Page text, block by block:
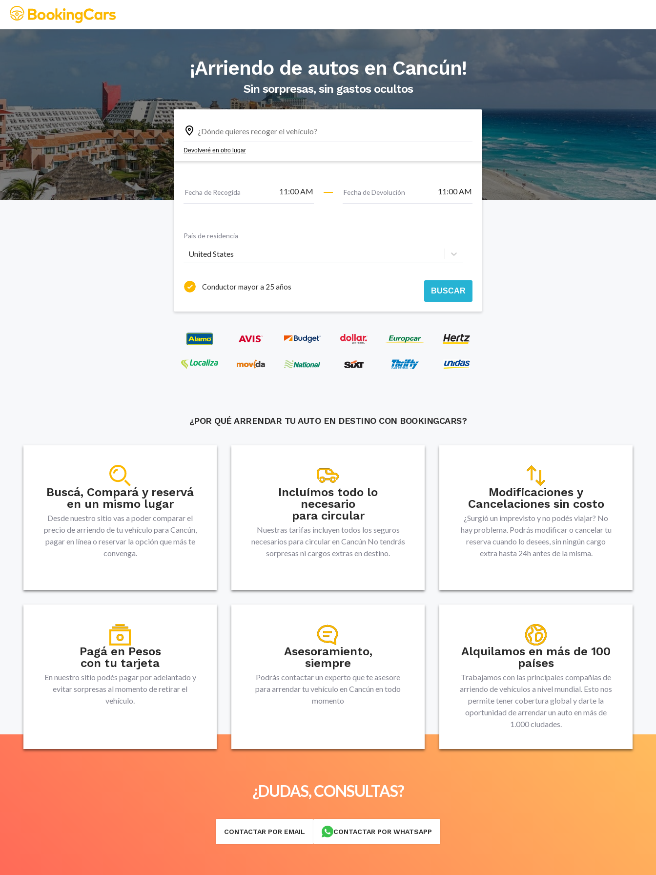
¡Arriendo de autos en Cancún!
Sin sorpresas, sin gastos ocultos
Devolveré en otro lugar
Fecha de Recogida 11:00 AM Fecha de Devolución 11:00 AM
País de residencia
United States
Conductor mayor a 25 años BUSCAR
¿POR QUÉ ARRENDAR TU AUTO EN DESTINO CON BOOKINGCARS?
Buscá, Compará y reservá
en un mismo lugar
Desde nuestro sitio vas a poder comparar el
precio de arriendo de tu vehículo para Cancún,
pagar en línea o reservar la opción que más te
convenga.
Incluímos todo lo
necesario
para circular
Nuestras tarifas incluyen todos los seguros
necesarios para circular en Cancún No tendrás
sorpresas ni cargos extras en destino.
Modificaciones y
Cancelaciones sin costo
¿Surgió un imprevisto y no podés viajar? No
hay problema. Podrás modificar o cancelar tu
reserva cuando lo desees, sin ningún cargo
extra hasta 24h antes de la misma.
Pagá en Pesos
con tu tarjeta
En nuestro sitio podés pagar por adelantado y
evitar sorpresas al momento de retirar el
vehículo.
Asesoramiento,
siempre
Podrás contactar un experto que te asesore
para arrendar tu vehículo en Cancún en todo
momento
Alquilamos en más de 100
países
Trabajamos con las principales compañías de
arriendo de vehículos a nivel mundial. Esto nos
permite tener cobertura global y darte la
oportunidad de arrendar un auto en más de
1.000 ciudades.
¿DUDAS, CONSULTAS?
CONTACTAR POR EMAIL CONTACTAR POR WHATSAPP